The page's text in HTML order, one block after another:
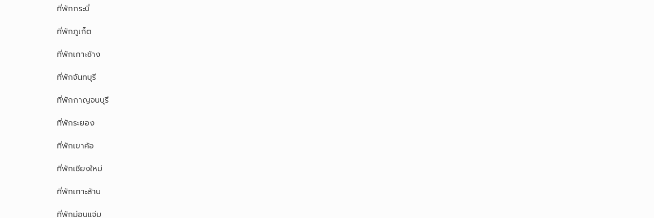
ที่พักกระบี่
ที่พักภูเก็ต
ที่พักเกาะช้าง
ที่พักจันทบุรี
ที่พักกาญจนบุรี
ที่พักระยอง
ที่พักเขาค้อ
ที่พักเชียงใหม่
ที่พักเกาะล้าน
ที่พักม่อนแจ่ม